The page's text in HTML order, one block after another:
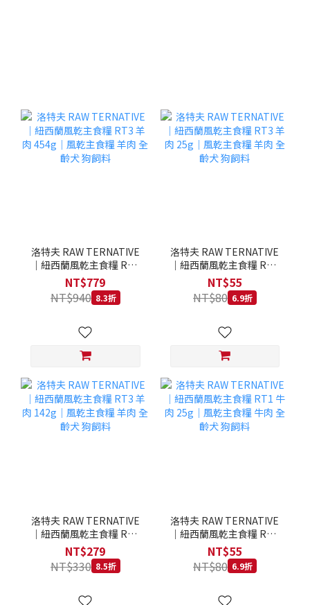
洛特夫 RAW TERNATIVE
｜紐西蘭風乾主食糧 RT3
羊肉 454g｜風乾主食糧 羊
肉 全齡犬 狗飼料
NT$779
NT$940 8.3折
洛特夫 RAW TERNATIVE
｜紐西蘭風乾主食糧 RT3
羊肉 25g｜風乾主食糧 羊
肉 全齡犬 狗飼料
NT$55
NT$80 6.9折
洛特夫 RAW TERNATIVE
｜紐西蘭風乾主食糧 RT3
羊肉 142g｜風乾主食糧 羊
肉 全齡犬 狗飼料
NT$279
NT$330 8.5折
洛特夫 RAW TERNATIVE
｜紐西蘭風乾主食糧 RT1
牛肉 25g｜風乾主食糧 牛
肉 全齡犬 狗飼料
NT$55
NT$80 6.9折